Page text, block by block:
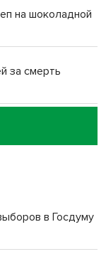
на шоколадной
за смерть
смерть
селе лошади
врачей
в Госдуму